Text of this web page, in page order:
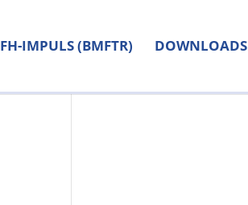
FH-IMPULS (BMFTR) DOWNLOADS